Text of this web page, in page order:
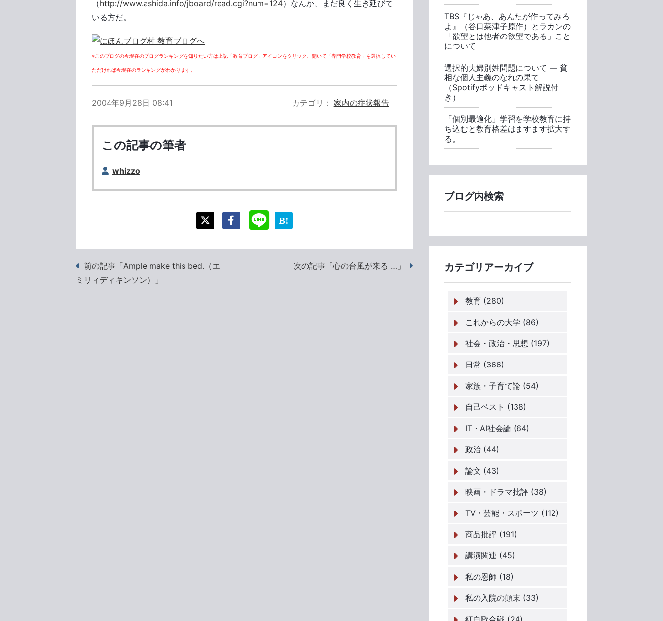
（http://www.ashida.info/jboard/read.cgi?num=124）なんか、まだ良く生き延びて
いる方だ。
※このブログの今現在のブログランキングを知りたい方は上記「教育ブログ」アイコンをクリック、開いて「専門学校教育」を選択してい
ただければ今現在のランキングがわかります。
2004年9月28日 08:41 カテゴリ 家内の症状報告
この記事の筆者
whizzo
前の記事「Ample make this bed.（エ
ミリィディキンソン）」
次の記事「心の台風が来る …」
TBS『じゃあ、あんたが作ってみろ
よ』（谷口菜津子原作）とラカンの
「欲望とは他者の欲望である」こと
について
選択的夫婦別姓問題について ― 貧
相な個人主義のなれの果て
（Spotifyポッドキャスト解説付
き）
「個別最適化」学習を学校教育に持
ち込むと教育格差はますます拡大す
る。
ブログ内検索
カテゴリアーカイブ
教育 (280)
これからの大学 (86)
社会・政治・思想 (197)
日常 (366)
家族・子育て論 (54)
自己ベスト (138)
IT・AI社会論 (64)
政治 (44)
論文 (43)
映画・ドラマ批評 (38)
TV・芸能・スポーツ (112)
商品批評 (191)
講演関連 (45)
私の恩師 (18)
私の入院の顛末 (33)
紅白歌合戦 (24)